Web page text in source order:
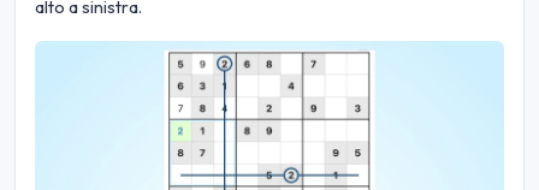
alto a sinistra.